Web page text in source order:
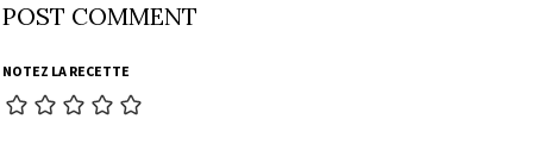
POST COMMENT
NOTEZ LA RECETTE